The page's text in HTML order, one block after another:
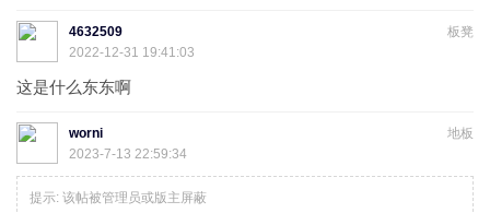
板凳
4632509
2022-12-31 19:41:03
这是什么东东啊
地板
worni
2023-7-13 22:59:34
提示: 该帖被管理员或版主屏蔽